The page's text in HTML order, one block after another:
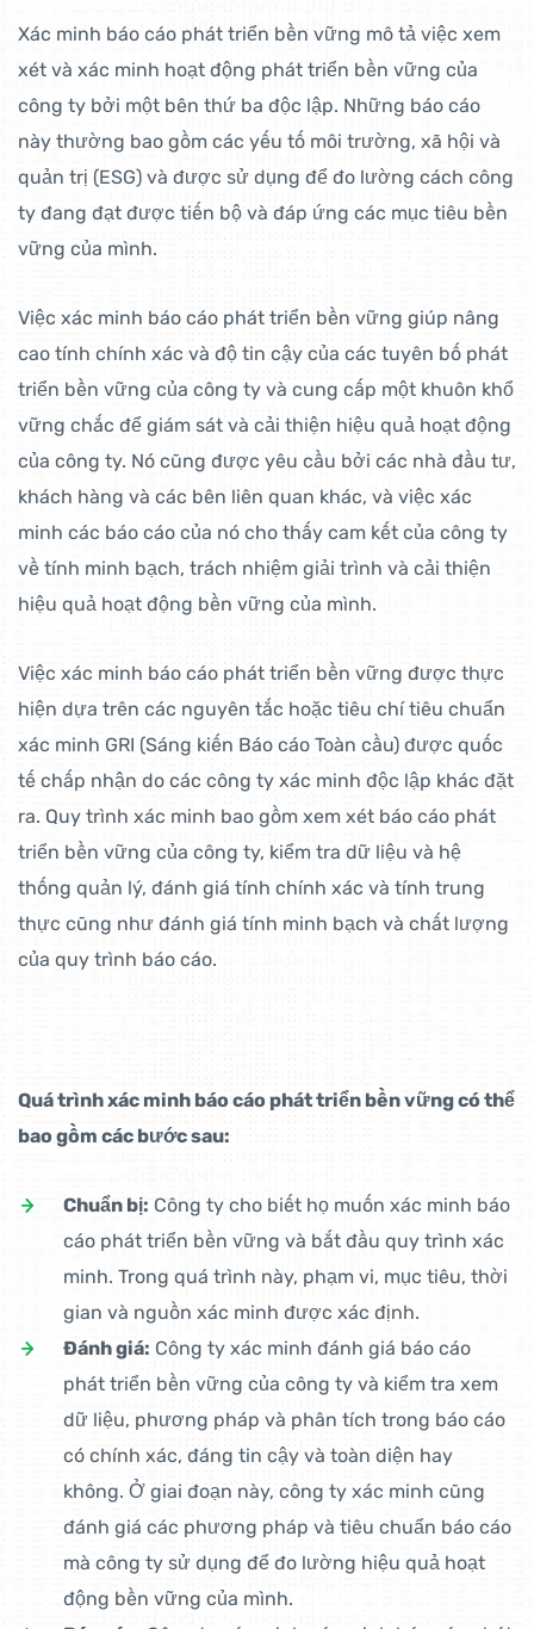
Xác minh báo cáo phát triển bền vững mô tả việc xem
xét và xác minh hoạt động phát triển bền vững của
công ty bởi một bên thứ ba độc lập. Những báo cáo
này thường bao gồm các yếu tố môi trường, xã hội và
quản trị (ESG) và được sử dụng để đo lường cách công
ty đang đạt được tiến bộ và đáp ứng các mục tiêu bền
vững của mình.
Việc xác minh báo cáo phát triển bền vững giúp nâng
cao tính chính xác và độ tin cậy của các tuyên bố phát
triển bền vững của công ty và cung cấp một khuôn khổ
vững chắc để giám sát và cải thiện hiệu quả hoạt động
của công ty. Nó cũng được yêu cầu bởi các nhà đầu tư,
khách hàng và các bên liên quan khác, và việc xác
minh các báo cáo của nó cho thấy cam kết của công ty
về tính minh bạch, trách nhiệm giải trình và cải thiện
hiệu quả hoạt động bền vững của mình.
Việc xác minh báo cáo phát triển bền vững được thực
hiện dựa trên các nguyên tắc hoặc tiêu chí tiêu chuẩn
xác minh GRI (Sáng kiến Báo cáo Toàn cầu) được quốc
tế chấp nhận do các công ty xác minh độc lập khác đặt
ra. Quy trình xác minh bao gồm xem xét báo cáo phát
triển bền vững của công ty, kiểm tra dữ liệu và hệ
thống quản lý, đánh giá tính chính xác và tính trung
thực cũng như đánh giá tính minh bạch và chất lượng
của quy trình báo cáo.
Quá trình xác minh báo cáo phát triển bền vững có thể
bao gồm các bước sau:
Chuẩn bị: Công ty cho biết họ muốn xác minh báo
cáo phát triển bền vững và bắt đầu quy trình xác
minh. Trong quá trình này, phạm vi, mục tiêu, thời
gian và nguồn xác minh được xác định.
Đánh giá: Công ty xác minh đánh giá báo cáo
phát triển bền vững của công ty và kiểm tra xem
dữ liệu, phương pháp và phân tích trong báo cáo
có chính xác, đáng tin cậy và toàn diện hay
không. Ở giai đoạn này, công ty xác minh cũng
đánh giá các phương pháp và tiêu chuẩn báo cáo
mà công ty sử dụng để đo lường hiệu quả hoạt
động bền vững của mình.